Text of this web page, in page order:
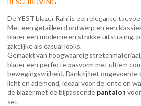
De YEST blazer Rahi is een elegante
Met een getailleerd ontwerp en een
blazer een moderne en strakke uitstraling,
zakelijke als casual looks.
Gemaakt van hoogwaardig
blazer een perfecte pasvorm met ultiem
bewegingsvrijheid. Dankzij het ongevoerde
licht en ademend, ideaal voor de lente en
de blazer met de bijpassende pantalon
set.